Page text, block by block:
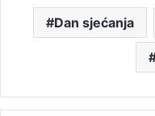
Dan sjećanja